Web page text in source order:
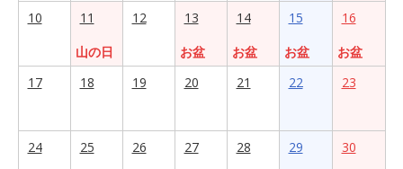
10
11
山の日
12
13
お盆
14
お盆
15
お盆
16
お盆
17
18 19 20 21 22 23
24 25 26 27 28 29 30